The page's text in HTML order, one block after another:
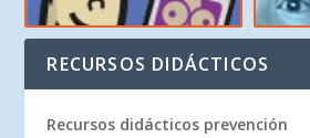
RECURSOS DIDÁCTICOS
Recursos didácticos prevención